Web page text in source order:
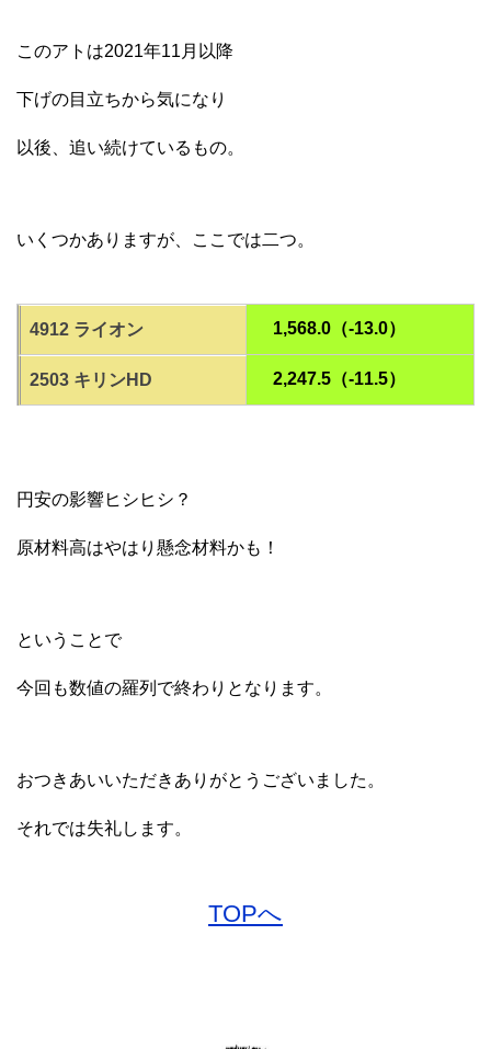
このアトは2021年11月以降
下げの目立ちから気になり
以後、追い続けているもの。
いくつかありますが、ここでは二つ。
4912 ライオン 1,568.0（-13.0）
2503 キリンHD 2,247.5（-11.5）
円安の影響ヒシヒシ？
原材料高はやはり懸念材料かも！
ということで
今回も数値の羅列で終わりとなります。
おつきあいいただきありがとうございました。
それでは失礼します。
TOPへ